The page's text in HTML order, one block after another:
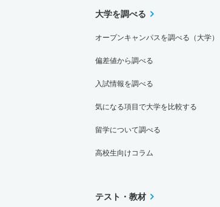
大学を調べる
オープンキャンパスを調べる（大学）
偏差値から調べる
入試情報を調べる
気になる項目で大学を比較する
留学について調べる
高校生向けコラム
テスト・教材